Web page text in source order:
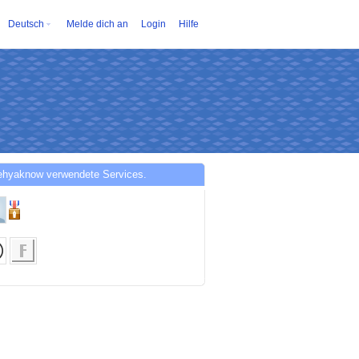
Deutsch Melde dich an Login Hilfe
verwendete Services.